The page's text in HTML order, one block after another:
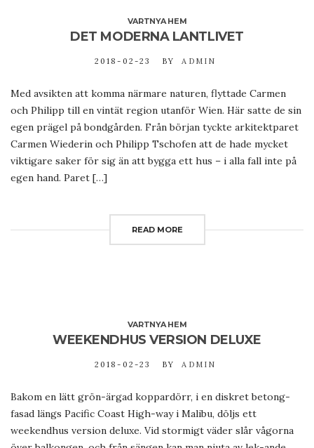
VARTNYA HEM
DET MODERNA LANTLIVET
2018-02-23 BY ADMIN
Med avsikten att komma närmare naturen, flyttade Carmen
och Philipp till en vintät region utanför Wien. Här satte de sin
egen prägel på bondgården. Från början tyckte arkitektparet
Carmen Wiederin och Philipp Tschofen att de hade mycket
viktigare saker för sig än att bygga ett hus – i alla fall inte på
egen hand. Paret […]
READ MORE
VARTNYA HEM
WEEKENDHUS VERSION DELUXE
2018-02-23 BY ADMIN
Bakom en lätt grön-ärgad koppardörr, i en diskret betong-
fasad längs Pacific Coast High-way i Malibu, döljs ett
weekendhus version deluxe. Vid stormigt väder slår vågorna